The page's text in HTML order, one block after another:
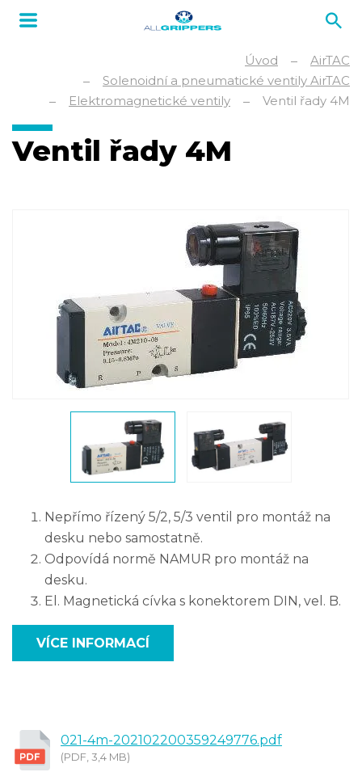
Úvod
AirTAC
Solenoidní a pneumatické ventily AirTAC
Elektromagnetické ventily
Ventil řady 4M
Ventil řady 4M
Nepřímo řízený 5/2, 5/3 ventil pro montáž na
desku nebo samostatně.
Odpovídá normě NAMUR pro montáž na
desku.
El. Magnetická cívka s konektorem DIN, vel. B.
VÍCE INFORMACÍ
021-4m-202102200359249776.pdf
(PDF, 3,4 MB)